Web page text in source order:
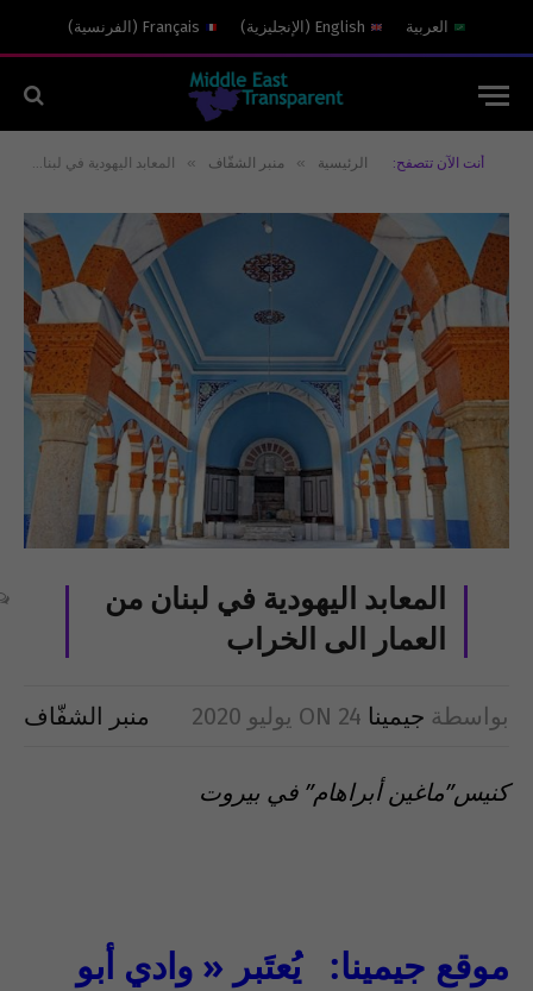
العربية English
( الإنجليزية)
Français
( الفرنسية)
أنت الآن تتصفح: الرئيسية » منبر الشفّاف » المعابد اليهودية في لبنان من العمار الى الخراب
المعابد اليهودية في لبنان من
العمار الى الخراب
بواسطة جيمينا ON 24 يوليو 2020 منبر الشفّاف
كنيس”ماغين أبراهام” في بيروت
موقع جيمينا: يُعتَبر « وادي أبو